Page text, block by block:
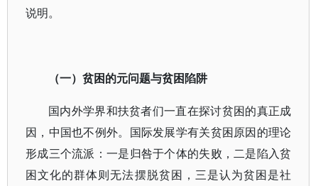
说明。
（一）贫困的元问题与贫困陷阱
国内外学界和扶贫者们一直在探讨贫困的真正成
因，中国也不例外。国际发展学有关贫困原因的理论
形成三个流派：一是归咎于个体的失败，二是陷入贫
困文化的群体则无法摆脱贫困，三是认为贫困是社